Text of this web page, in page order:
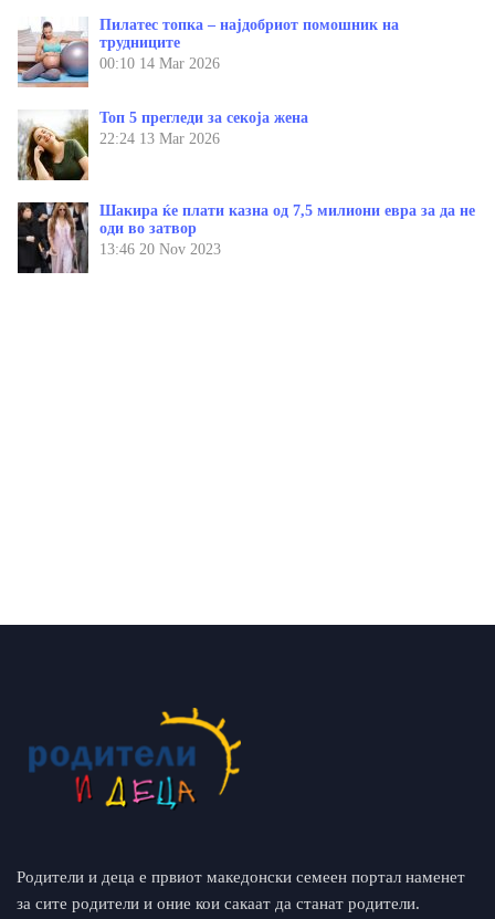
Пилатес топка – најдобриот помошник на
трудниците
00:10 14 Mar 2026
Топ 5 прегледи за секоја жена
22:24 13 Mar 2026
Шакира ќе плати казна од 7,5 милиони евра за да не
оди во затвор
13:46 20 Nov 2023
Родители и деца е првиот македонски семеен портал наменет
за сите родители и оние кои сакаат да станат родители.